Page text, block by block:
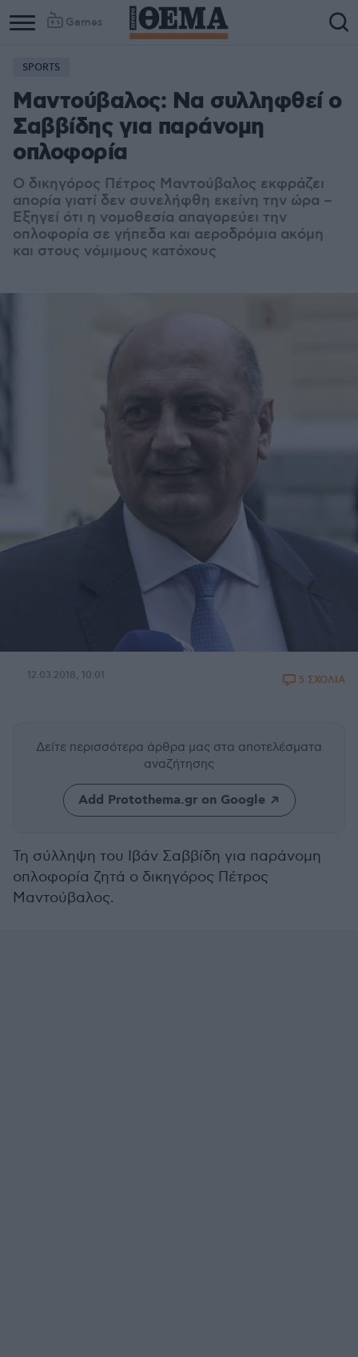
Games
1
2
SPORTS
Μαντούβαλος: Να συλληφθεί ο
Σαββίδης για παράνομη
οπλοφορία
Ο δικηγόρος Πέτρος Μαντούβαλος εκφράζει
απορία γιατί δεν συνελήφθη εκείνη την ώρα –
Εξηγεί ότι η νομοθεσία απαγορεύει την
οπλοφορία σε γήπεδα και αεροδρόμια ακόμη
και στους νόμιμους κατόχους
12.03.2018, 10:01 5 ΣΧΟΛΙΑ
Δείτε περισσότερα άρθρα μας στα αποτελέσματα
αναζήτησης
Add Protothema.gr on Google
Τη σύλληψη του Ιβάν Σαββίδη για παράνομη
οπλοφορία ζητά ο δικηγόρος Πέτρος
Μαντούβαλος.